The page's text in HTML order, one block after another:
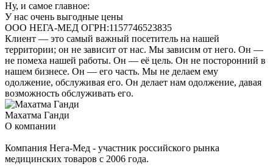
Ну, и самое главное:
У нас очень выгодные цены
ООО НЕГА-МЕД ОГРН:1157746523835
Клиент — это самый важный посетитель на нашей
территории; он не зависит от нас. Мы зависим от него. Он —
не помеха нашей работы. Он — её цель. Он не посторонний в
нашем бизнесе. Он — его часть. Мы не делаем ему
одолжение, обслуживая его. Он делает нам одолжение, давая
возможность обслуживать его.
Махатма Ганди
О компании
Компания Нега-Мед - участник российского рынка
медицинских товаров с 2006 года.